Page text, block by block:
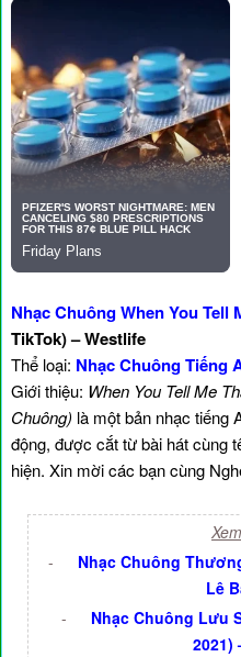
Nhạc Chuông When You Tell
TikTok) – Westlife
Thể loại: Nhạc Chuông Tiếng
Giới thiệu: When You Tell Me
Chuông) là một bản nhạc tiếng
động, được cắt từ bài hát cùng
hiện. Xin mời các bạn cùng
-
Nhạc Chuông
Lê
-
Nhạc Chuông Lưu
2021)